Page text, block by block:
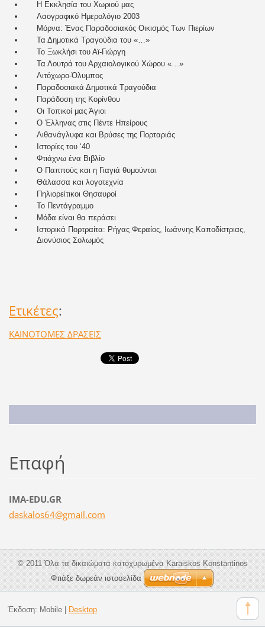
Η Εκκλησία του Χωριού μας
Λαογραφικό Ημερολόγιο 2003
Μόρνα: Ένας Παραδοσιακός Οικισμός Των Πιερίων
Τα Δημοτικά Τραγούδια του «…»
Το Ξωκλήσι του Αϊ-Γιώργη
Τα Λουτρά του Αρχαιολογικού Χώρου «…»
Λιτόχωρο-Όλυμπος
Παραδοσιακά Δημοτικά Τραγούδια
Παράδοση της Κορίνθου
Οι Τοπικοί μας Άγιοι
Ο Έλληνας στις Πέντε Ηπείρους
Λιθανάγλυφα και Βρύσες της Πορταριάς
Ιστορίες του ‘40
Φτιάχνω ένα Βιβλίο
Ο Παππούς και η Γιαγιά θυμούνται
Θάλασσα και λογοτεχνία
Πηλιορείτικοι Θησαυροί
Το Πεντάγραμμο
Μόδα είναι θα περάσει
Ιστορικά Πορτραίτα: Ρήγας Φεραίος, Ιωάννης Καποδίστριας,
Διονύσιος Σολωμός
Ετικέτες:
ΚΑΙΝΟΤΟΜΕΣ ΔΡΑΣΕΙΣ
Επαφή
IMA-EDU.GR
daskalos64@gmail.com
© 2011 Όλα τα δικαιώματα κατοχυρωμένα Karaiskos Konstantinos
Φτιάξε δωρεάν ιστοσελίδα
Έκδοση: Mobile| Desktop